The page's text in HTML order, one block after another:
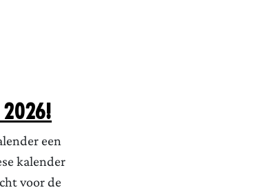
een
kalender
voor de